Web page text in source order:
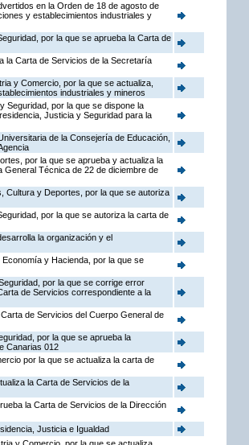
en la Orden de 18 de agosto de
y establecimientos industriales y
por la que se aprueba la Carta de
la Carta de Servicios de la Secretaría
y Comercio, por la que se actualiza,
industriales y mineros
Seguridad, por la que se dispone la
Justicia y Seguridad para la
de la Consejería de Educación,
por la que se aprueba y actualiza la
Técnica de 22 de diciembre de
Cultura y Deportes, por la que se autoriza
por la que se autoriza la carta de
la organización y el
y Hacienda, por la que se
por la que se corrige error
de Servicios correspondiente a la
de Servicios del Cuerpo General de
por la que se aprueba la
Canarias 012
por la que se actualiza la carta de
la Carta de Servicios de la
la Carta de Servicios de la Dirección
Justicia e Igualdad